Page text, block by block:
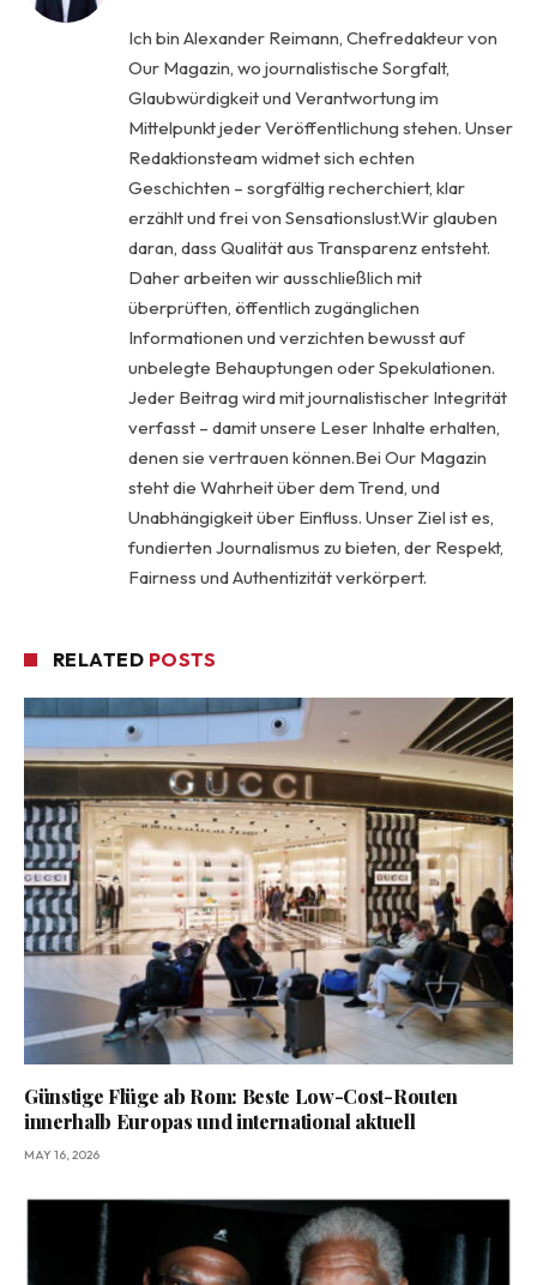
Ich bin Alexander Reimann, Chefredakteur von
Our Magazin, wo journalistische Sorgfalt,
Glaubwürdigkeit und Verantwortung im
Mittelpunkt jeder Veröffentlichung stehen. Unser
Redaktionsteam widmet sich echten
Geschichten – sorgfältig recherchiert, klar
erzählt und frei von Sensationslust.Wir glauben
daran, dass Qualität aus Transparenz entsteht.
Daher arbeiten wir ausschließlich mit
überprüften, öffentlich zugänglichen
Informationen und verzichten bewusst auf
unbelegte Behauptungen oder Spekulationen.
Jeder Beitrag wird mit journalistischer Integrität
verfasst – damit unsere Leser Inhalte erhalten,
denen sie vertrauen können.Bei Our Magazin
steht die Wahrheit über dem Trend, und
Unabhängigkeit über Einfluss. Unser Ziel ist es,
fundierten Journalismus zu bieten, der Respekt,
Fairness und Authentizität verkörpert.
RELATED POSTS
Günstige Flüge ab Rom: Beste Low-Cost-Routen
innerhalb Europas und international aktuell
MAY 16, 2026